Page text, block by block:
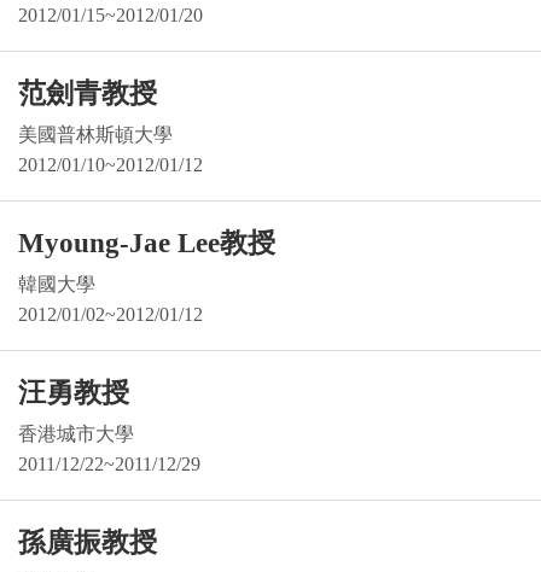
2012/01/15~2012/01/20
范劍青教授
美國普林斯頓大學
2012/01/10~2012/01/12
Myoung-Jae Lee教授
韓國大學
2012/01/02~2012/01/12
汪勇教授
香港城市大學
2011/12/22~2011/12/29
孫廣振教授